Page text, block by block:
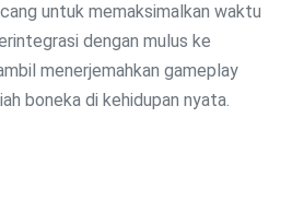
untuk memaksimalkan waktu
dengan mulus ke
menerjemahkan gameplay
boneka di kehidupan nyata.